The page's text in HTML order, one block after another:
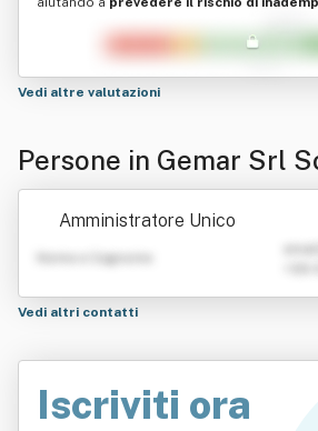
Vedi altre valutazioni
Persone in Gemar Srl
t
Amministratore Unico
Nome e Cognome
Vedi altri contatti
Iscriviti ora